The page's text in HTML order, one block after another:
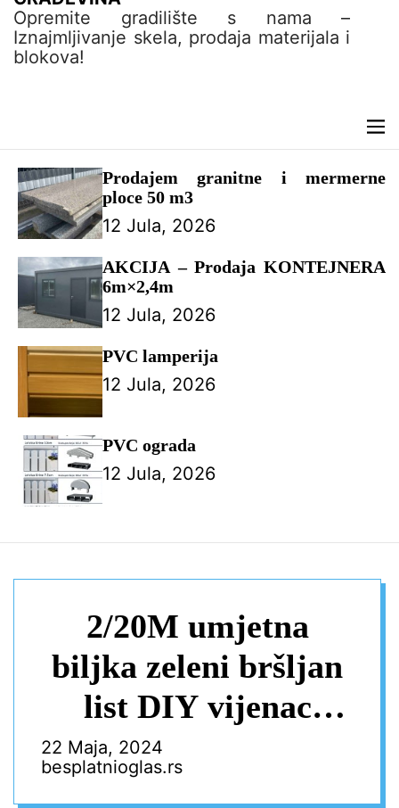
Opremite gradilište s nama –
Iznajmljivanje skela, prodaja materijala i
blokova!
M
e
n
Prodajem granitne i mermerne
ploce 50 m3
12 Jula, 2026
AKCIJA – Prodaja KONTEJNERA
6m×2,4m
12 Jula, 2026
PVC lamperija
12 Jula, 2026
PVC ograda
12 Jula, 2026
2/20M umjetna
biljka zeleni bršljan
list DIY vijenac
lažna biljka puzavica
viseća loza za
22 Maja, 2024
besplatnioglas.rs